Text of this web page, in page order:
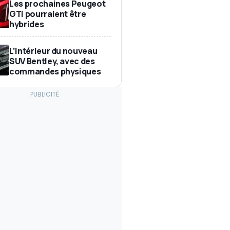
Les prochaines Peugeot
GTi pourraient être
hybrides
L’intérieur du nouveau
SUV Bentley, avec des
commandes physiques